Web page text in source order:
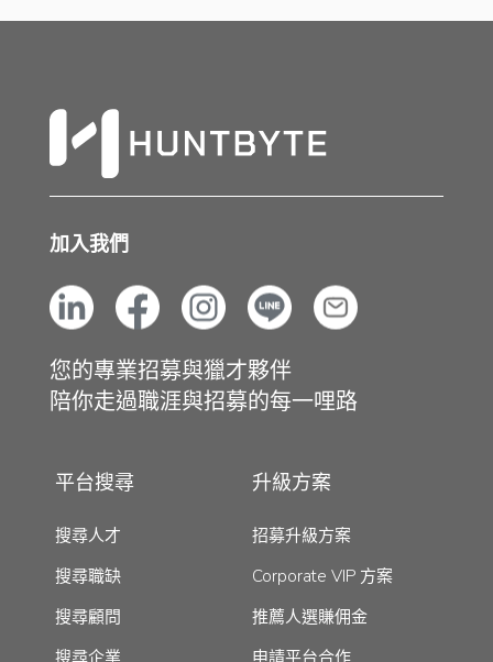
加入我們
您的專業招募與獵才夥伴
陪你走過職涯與招募的每一哩路
平台搜尋
搜尋人才
搜尋職缺
搜尋顧問
搜尋企業
升級方案
招募升級方案
Corporate VIP 方案
推薦人選賺佣金
申請平台合作